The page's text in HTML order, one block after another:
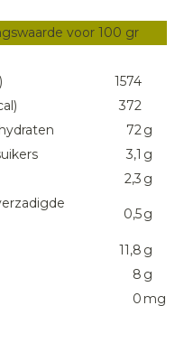
voor 100 gr
1574
372
72g
3,1 g
2,3 g
0,5g
11,8 g
8 g
0 mg